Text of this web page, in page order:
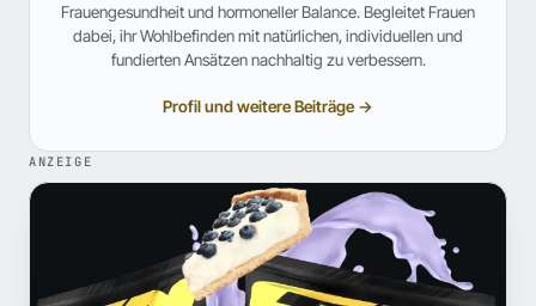
Frauengesundheit und hormoneller Balance. Begleitet Frauen
dabei, ihr Wohlbefinden mit natürlichen, individuellen und
fundierten Ansätzen nachhaltig zu verbessern.
Profil und weitere Beiträge →
ANZEIGE